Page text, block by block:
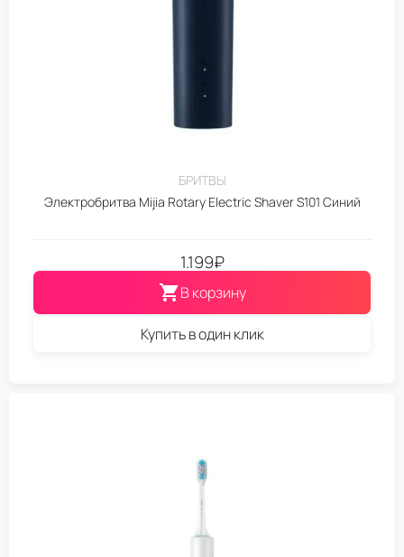
БРИТВЫ
Электробритва Mijia Rotary Electric Shaver S101 Синий
1.199₽
В корзину
Купить в один клик